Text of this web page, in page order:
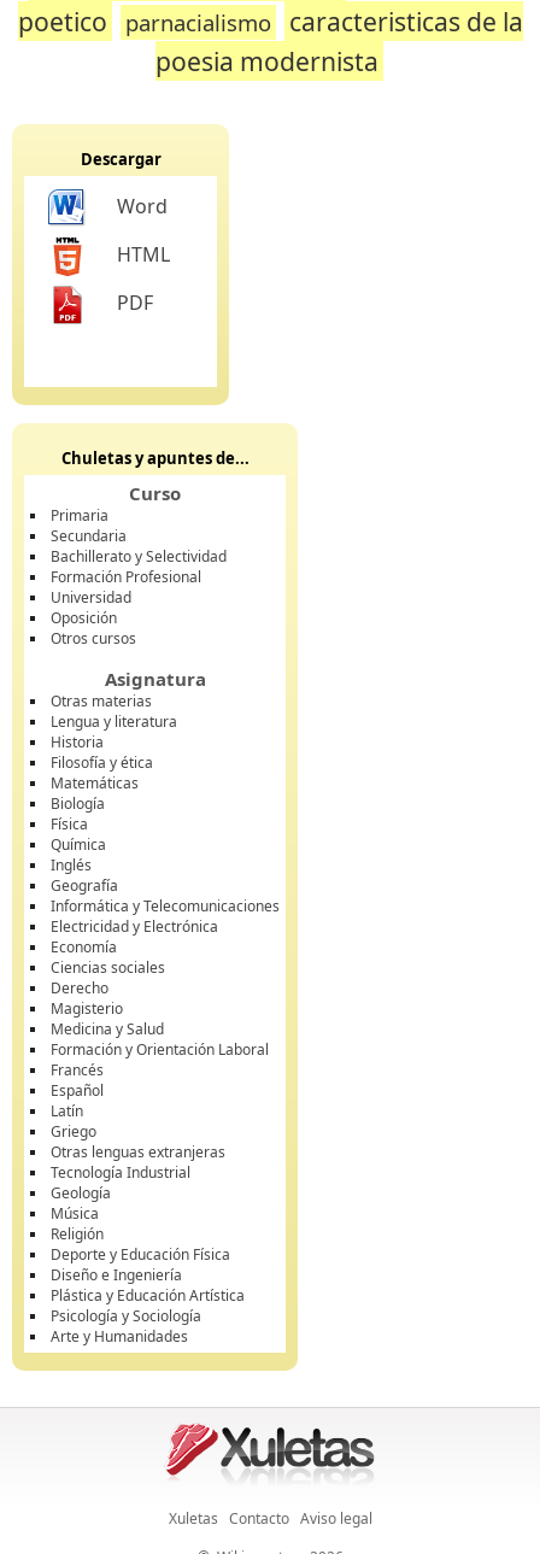
poetico
parnacialismo
caracteristicas de la
poesia modernista
Descargar
Word
HTML
PDF
Chuletas y apuntes de...
Curso
Primaria
Secundaria
Bachillerato y Selectividad
Formación Profesional
Universidad
Oposición
Otros cursos
Asignatura
Otras materias
Lengua y literatura
Historia
Filosofía y ética
Matemáticas
Biología
Física
Química
Inglés
Geografía
Informática y Telecomunicaciones
Electricidad y Electrónica
Economía
Ciencias sociales
Derecho
Magisterio
Medicina y Salud
Formación y Orientación Laboral
Francés
Español
Latín
Griego
Otras lenguas extranjeras
Tecnología Industrial
Geología
Música
Religión
Deporte y Educación Física
Diseño e Ingeniería
Plástica y Educación Artística
Psicología y Sociología
Arte y Humanidades
Xuletas Contacto Aviso legal